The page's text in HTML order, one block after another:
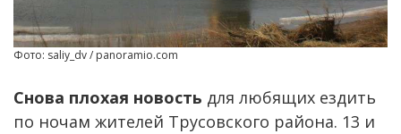
Фото: saliy_dv / panoramio.com
Снова плохая новость для любящих ездить
по ночам жителей Трусовского района. 13 и